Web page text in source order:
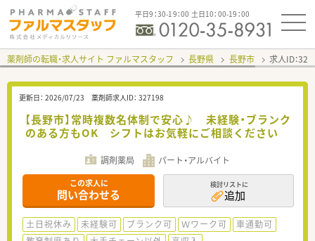
平日9：30-19：00 土日10：00-19：00
薬剤師の転職・求人サイト ファルマスタッフ 長野県 長野市 求人ID：
更新日： 2026/07/23 薬剤師求人ID： 327198
【長野市】常時複数名体制で安心♪ 未経験・ブランク
のある方もOK シフトはお気軽にご相談ください
調剤薬局 パート・アルバイト
この求人に
問い合わせる
検討リストに
追加
土日祝休み 未経験可 ブランク可 Ｗワーク可
車通勤可